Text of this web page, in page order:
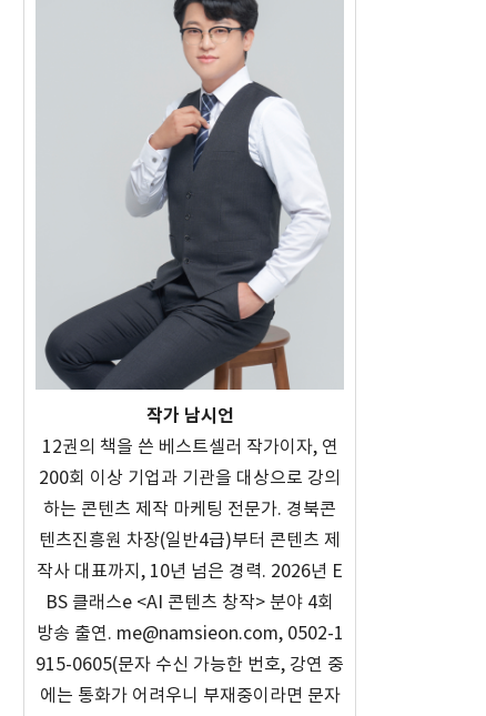
작가 남시언
12권의 책을 쓴 베스트셀러 작가이자, 연
200회 이상 기업과 기관을 대상으로 강의
하는 콘텐츠 제작 마케팅 전문가. 경북콘
텐츠진흥원 차장(일반4급)부터 콘텐츠 제
작사 대표까지, 10년 넘은 경력. 2026년 E
BS 클래스e <AI 콘텐츠 창작> 분야 4회
방송 출연. me@namsieon.com, 0502-1
915-0605(문자 수신 가능한 번호, 강연 중
에는 통화가 어려우니 부재중이라면 문자